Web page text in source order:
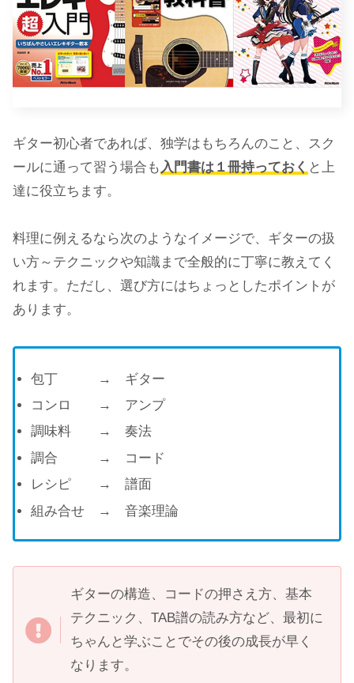
ギター初心者であれば、独学はもちろんのこと、スク
ールに通って習う場合も 入門書は１冊持っておく と上
達に役立ちます。
料理に例えるなら次のようなイメージで、ギターの扱
い方～テクニックや知識まで全般的に丁寧に教えてく
れます。ただし、選び方にはちょっとしたポイントが
あります。
包丁 → ギター
コンロ → アンプ
調味料 → 奏法
調合 → コード
レシピ → 譜面
組み合せ → 音楽理論
ギターの構造、コードの押さえ方、基本
テクニック、TAB譜の読み方など、最初に
ちゃんと学ぶことでその後の成長が早く
なります。